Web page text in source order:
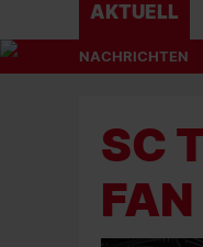
AKTUELL
NACHRICHTEN
SC
FAN